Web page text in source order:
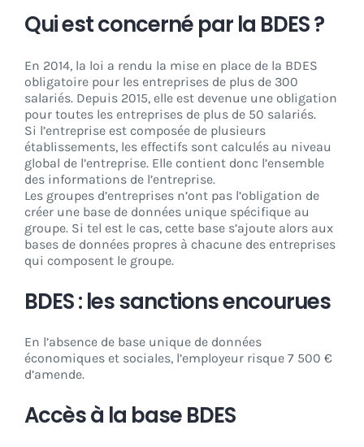
Qui est concerné par la BDES ?
En 2014, la loi a rendu la mise en place de la BDES
obligatoire pour les entreprises de plus de 300
salariés. Depuis 2015, elle est devenue une obligation
pour toutes les entreprises de plus de 50 salariés.
Si l’entreprise est composée de plusieurs
établissements, les effectifs sont calculés au niveau
global de l’entreprise. Elle contient donc l’ensemble
des informations de l’entreprise.
Les groupes d’entreprises n’ont pas l’obligation de
créer une base de données unique spécifique au
groupe. Si tel est le cas, cette base s’ajoute alors aux
bases de données propres à chacune des entreprises
qui composent le groupe.
BDES : les sanctions encourues
En l’absence de base unique de données
économiques et sociales, l’employeur risque 7 500 €
d’amende.
Accès à la base BDES